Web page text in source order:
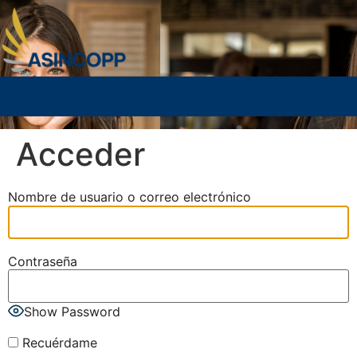
Acceder
Nombre de usuario o correo electrónico
Contraseña
Show Password
Recuérdame